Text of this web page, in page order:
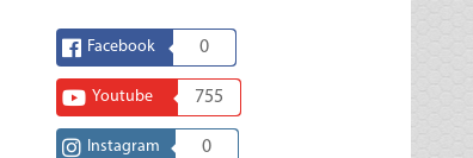
Facebook 0
Youtube 755
Instagram 0